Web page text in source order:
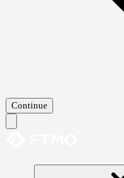
Continue